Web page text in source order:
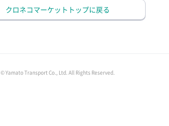
クロネコマーケットトップに戻る
© Yamato Transport Co., Ltd. All Rights Reserved.